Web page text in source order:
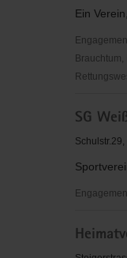
Ein
der
Freitaler
e.
V.
SG
Schulstr.29,
Weißig
1861